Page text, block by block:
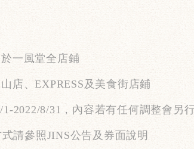
一風堂全店鋪
店、EXPRESS 及美食街店鋪
1-2022/8/31 ，內容若有任何調整會另
請參照JINS公告及券面說明